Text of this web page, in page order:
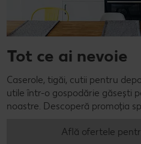
Tot ce ai nevoie
Caserole, tigăi, cutii pentru
utile într-o gospodărie găsești
noastre. Descoperă promoția
Află ofertele